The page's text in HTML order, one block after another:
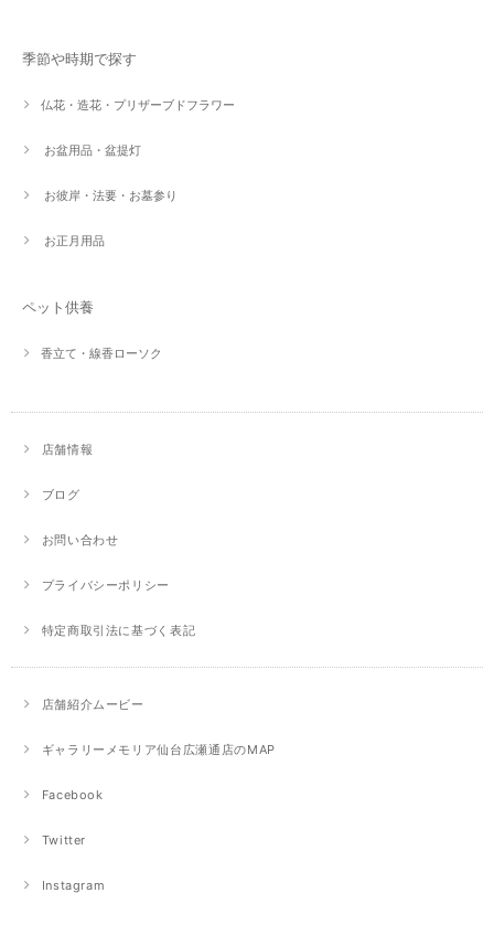
季節や時期で探す
仏花・造花・プリザーブドフラワー
お盆用品・盆提灯
お彼岸・法要・お墓参り
お正月用品
ペット供養
香立て・線香ローソク
店舗情報
ブログ
お問い合わせ
プライバシーポリシー
特定商取引法に基づく表記
店舗紹介ムービー
ギャラリーメモリア仙台広瀬通店のMAP
Facebook
Twitter
Instagram